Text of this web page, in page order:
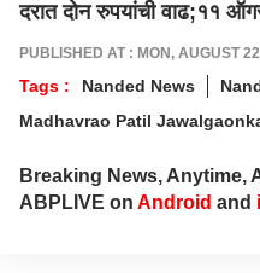
दरात दोन रुपयांची वाढ;११
PUBLISHED AT : MON, AUGUST
Tags : Nanded News
Madhavrao Patil
Breaking News, Anytime,
ABPLIVE on Android and